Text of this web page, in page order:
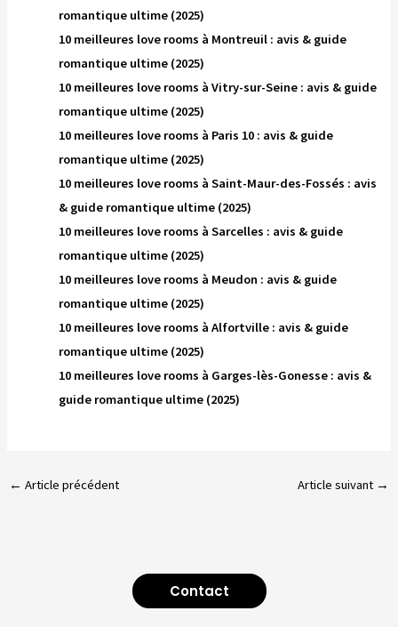
romantique ultime (2025)
10 meilleures love rooms à Montreuil : avis & guide
romantique ultime (2025)
10 meilleures love rooms à Vitry-sur-Seine : avis & guide
romantique ultime (2025)
10 meilleures love rooms à Paris 10 : avis & guide
romantique ultime (2025)
10 meilleures love rooms à Saint-Maur-des-Fossés : avis
& guide romantique ultime (2025)
10 meilleures love rooms à Sarcelles : avis & guide
romantique ultime (2025)
10 meilleures love rooms à Meudon : avis & guide
romantique ultime (2025)
10 meilleures love rooms à Alfortville : avis & guide
romantique ultime (2025)
10 meilleures love rooms à Garges-lès-Gonesse : avis &
guide romantique ultime (2025)
← Article précédent Article suivant →
Contact